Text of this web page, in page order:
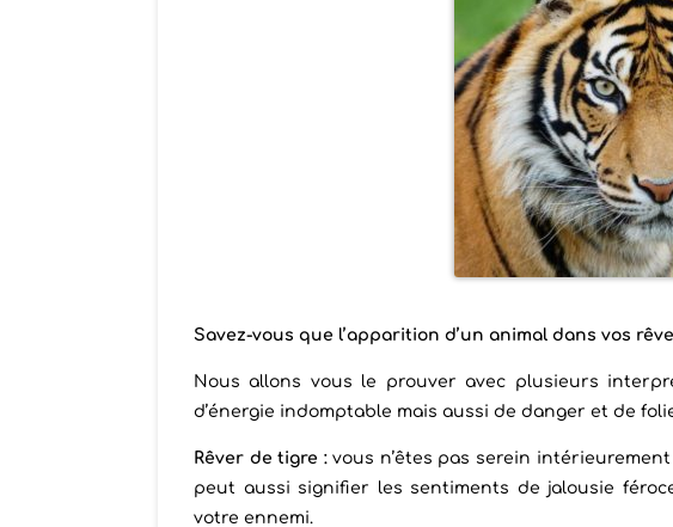
Savez-vous que l’apparition d’un animal dans vos
Nous allons vous le prouver avec plusieurs
d’énergie indomptable mais aussi de danger et de
Rêver de tigre :vous n’êtes pas serein
peut aussi signifier les sentiments de jalousie
votre ennemi.